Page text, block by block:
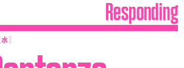
Responding
水］